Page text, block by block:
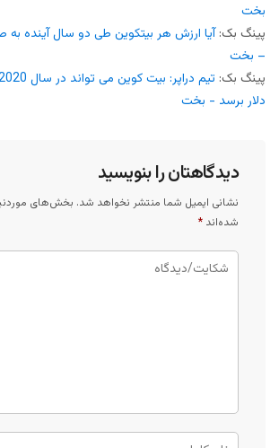
بخت
پینگ بک:آیا ارزش هر بیتکوین طی دو سال آینده به
– بخت
پینگ بک:
دلار برسد - بخت
دیدگاهتان را بنویسید
نشانی ایمیل شما منتشر نخواهد شد. بخش‌های
شده‌اند *